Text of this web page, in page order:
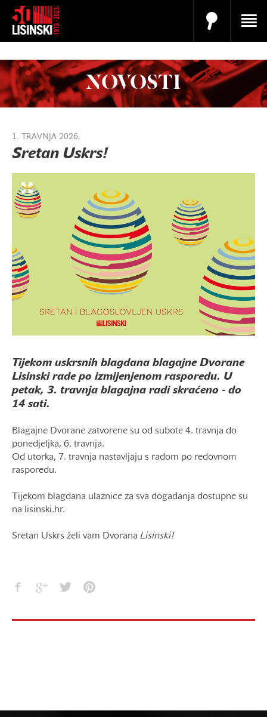
NOVOSTI
1. TRAVNJA 2026.
Sretan Uskrs!
Tijekom uskrsnih blagdana blagajne Dvorane
Lisinski rade po izmijenjenom rasporedu. U
petak, 3. travnja blagajna radi skraćeno - do
14 sati.
Blagajne Dvorane zatvorene su od subote 4. travnja do
ponedjeljka, 6. travnja.
Od utorka, 7. travnja nastavljaju s radom po redovnom
rasporedu.
Tijekom blagdana ulaznice za sva događanja dostupne su
na lisinski.hr.
Sretan Uskrs želi vam Dvorana Lisinski!